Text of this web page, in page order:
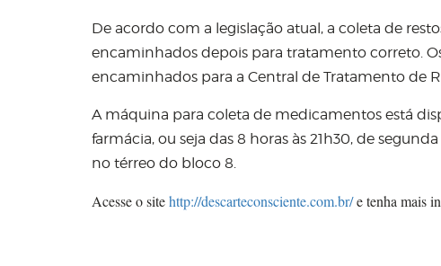
De acordo com a legislação atual, a coleta de
encaminhados depois para tratamento correto.
encaminhados para a Central de Tratamento de
A máquina para coleta de medicamentos está
farmácia, ou seja das 8 horas às 21h30, de
no térreo do bloco 8.
Acesse o sitehttp://descarteconsciente.com.br/e tenha mais